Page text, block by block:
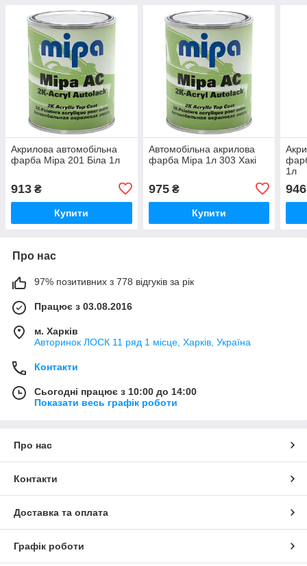
Акрилова автомобільна
фарба Mipa 201 Біла 1л
913 ₴
Купити
Автомобільна акрилова
фарба Mipa 1л 303 Хакі
975₴
Купити
1л
946
Про нас
97% позитивних з 778 відгуків за рік
Працює з 03.08.2016
м. Харків
Авторинок ЛОСК 11 ряд 1 місце, Харків, Україна
Контакти
Сьогодні працює з 10:00 до 14:00
Показати весь графік роботи
Про нас
Контакти
Доставка та оплата
Графік роботи